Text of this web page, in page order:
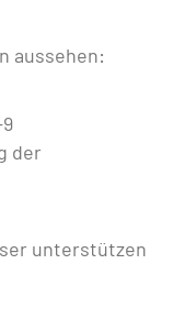
aussehen:
der
unterstützen